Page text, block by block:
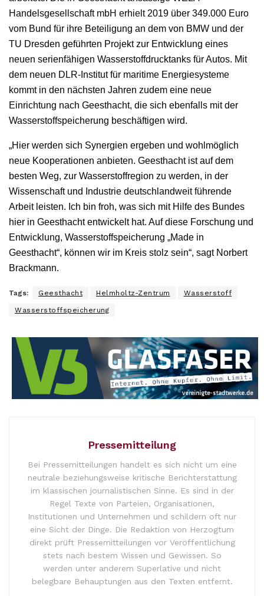
Handelsgesellschaft mbH erhielt 2019 über 349.000 Euro
vom Bund für ihre Beteiligung an dem von BMW und der
TU Dresden geführten Projekt zur Entwicklung eines
neuen serienfähigen Wasserstoffdrucktanks für Autos. Mit
dem neuen DLR-Institut für maritime Energiesysteme
kommt in den nächsten Jahren zudem eine neue
Einrichtung nach Geesthacht, die sich ebenfalls mit der
Wasserstoffspeicherung beschäftigen wird.
„Hier werden sich Synergien ergeben und wohlmöglich
neue Kooperationen anbieten. Geesthacht ist auf dem
besten Weg, zur Wasserstoffregion zu werden, in der
Wissenschaft und Industrie deutschlandweit führende
Arbeit leisten. Ich bin froh, was sich mit Hilfe des Bundes
hier in Geesthacht entwickelt hat. Auf diese Forschung und
Entwicklung, Wasserstoffspeicherung „Made in
Geesthacht“, können wir im Kreis stolz sein“, sagt Norbert
Brackmann.
Tags: Geesthacht Helmholtz-Zentrum Wasserstoff
Wasserstoffspeicherung
Pressemitteilung
Bei Pressemitteilungen handelt es sich nicht um eine
neutrale beziehungsweise kritische Berichterstattung
im klassischen journalistischen Sinne. Es sind in der
Regel Texte von Parteien, Organisationen,
Institutionen und Unternehmen und schildern oft nur
eine Sicht der Dinge. Die Redaktion von Herzogtum
direkt prüft Pressemitteilungen vor Veröffentlichung
stets nach bestem Wissen und Gewissen. So
werden unter anderem Superlative und nicht
belegbare Behauptungen aus den Texten entfernt.